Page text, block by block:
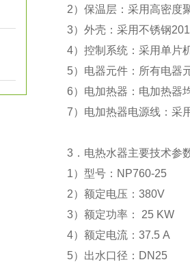
2） 保温层：采用高密度
3）外壳：采用不锈钢
4）控制系统：采用单片
5）电器元件：所有电器
6）电加热器：电加热器
7）电加热器电源线：采
3 ．电热水器主要技术参
1）型号： NP760-25
2）额定电压： 380V
3）额定功率：
25 KW
4）额定电流： 37.5 A
5）出水口径： DN25